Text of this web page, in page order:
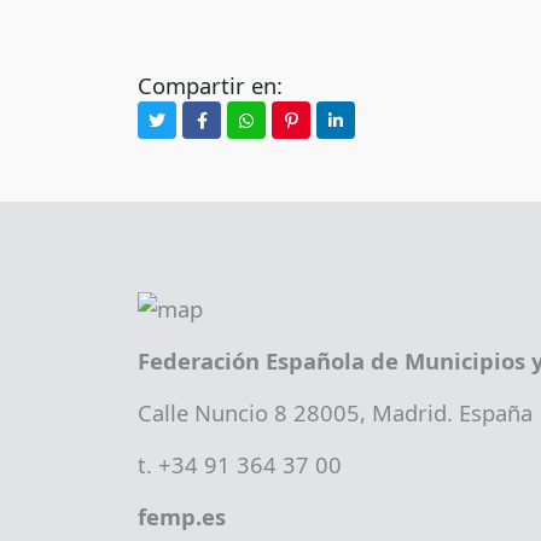
Compartir en:
Federación Española de Municipios
Calle Nuncio 8 28005, Madrid. España
t. +34 91 364 37 00
femp.es